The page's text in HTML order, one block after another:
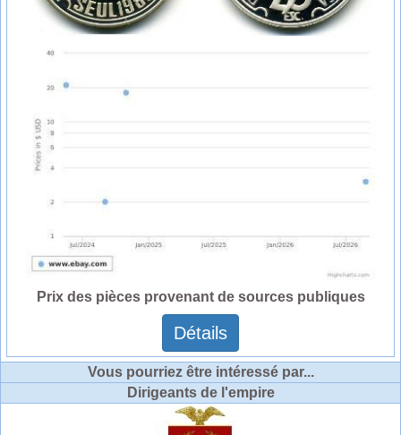
Prix des pièces provenant de sources publiques
Détails
Vous pourriez être intéressé par...
Dirigeants de l'empire